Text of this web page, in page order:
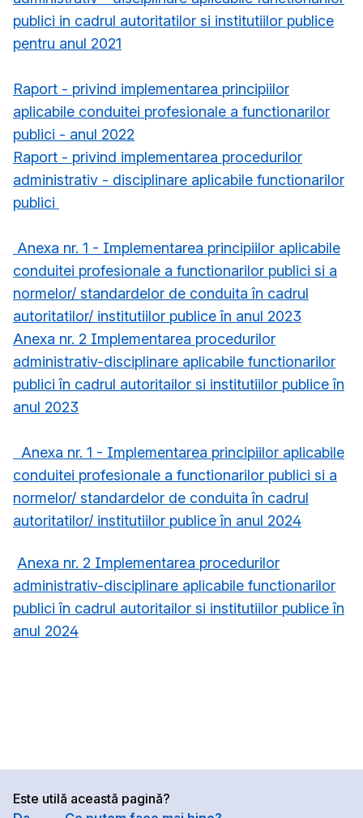
publici in cadrul autoritatilor si institutiilor publice
pentru anul 2021
Raport - privind implementarea principiilor
aplicabile conduitei profesionale a functionarilor
publici - anul 2022
Raport - privind implementarea procedurilor
administrativ - disciplinare aplicabile functionarilor
publici
Anexa nr. 1 - Implementarea principiilor aplicabile
conduitei profesionale a functionarilor publici si a
normelor/ standardelor de conduita în cadrul
autoritatilor/ institutiilor publice în anul 2023
Anexa nr. 2 Implementarea procedurilor
administrativ-disciplinare aplicabile functionarilor
publici în cadrul autoritailor si institutiilor publice în
anul 2023
Anexa nr. 1 - Implementarea principiilor aplicabile
conduitei profesionale a functionarilor publici si a
normelor/ standardelor de conduita în cadrul
autoritatilor/ institutiilor publice în anul 2024
Anexa nr. 2 Implementarea procedurilor
administrativ-disciplinare aplicabile functionarilor
publici în cadrul autoritailor si institutiilor publice în
anul 2024
Este utilă această pagină?